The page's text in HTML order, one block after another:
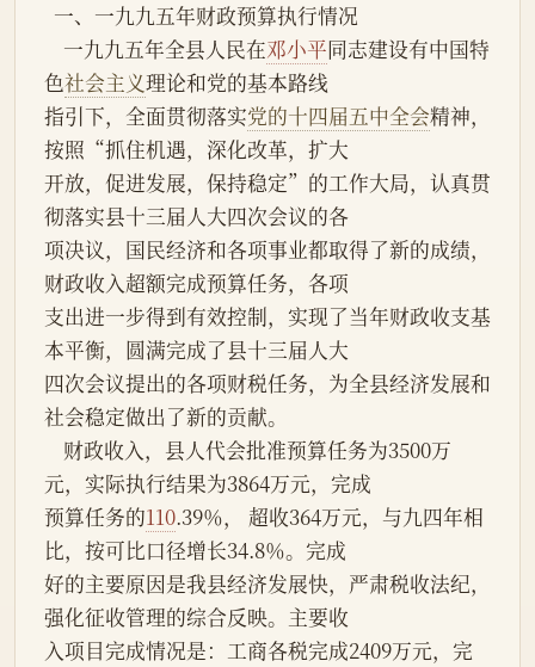
  一、一九九五年财政预算执行情况
    一九九五年全县人民在
邓小平同志建设有中国特
色社会主义理论和党的基本路线
指引下，全面贯彻落实党的十四届五中全会精神，
按照“抓住机遇，深化改革，扩大
开放，促进发展，保持稳定”的工作大局，认真贯
彻落实县十三届人大四次会议的各
项决议，国民经济和各项事业都取得了新的成绩，
财政收入超额完成预算任务，各项
支出进一步得到有效控制，实现了当年财政收支基
本平衡，圆满完成了县十三届人大
四次会议提出的各项财税任务，为全县经济发展和
社会稳定做出了新的贡献。
元，实际执行结果为3864万元，完成
预算任务的110.39％， 超收364万元，与九四年相
比，按可比口径增长34.8％。完成
好的主要原因是我县经济发展快，严肃税收法纪，
强化征收管理的综合反映。主要收
入项目完成情况是：工商各税完成2409万元，完